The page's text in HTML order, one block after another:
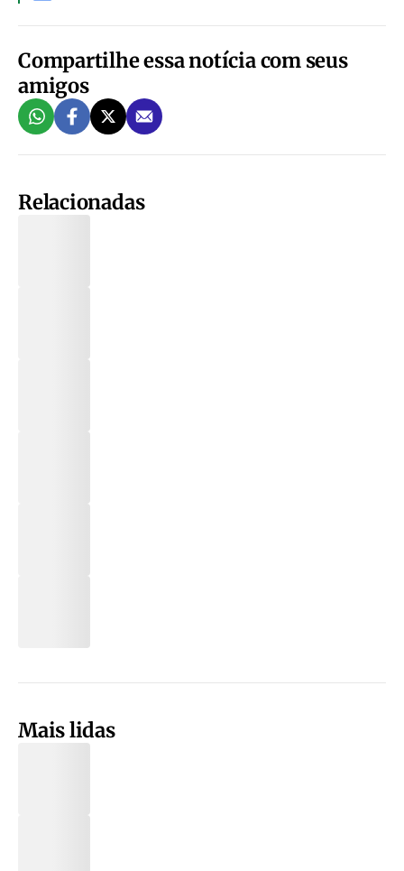
Compartilhe essa notícia com seus
amigos
Relacionadas
Mais lidas